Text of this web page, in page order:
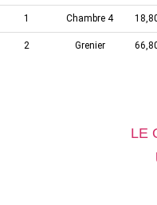
1 Chambre 4
2 Grenier
LE